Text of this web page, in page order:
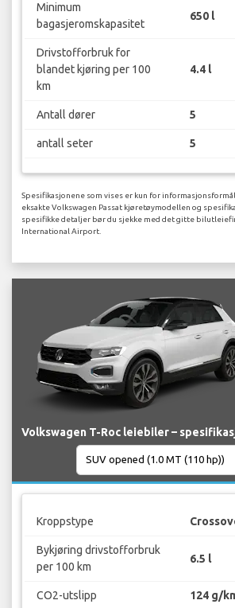
Minimum
bagasjeromskapasitet
650 l
Drivstofforbruk for
blandet kjøring per 100
km
4.4 l
Antall dører 5
antall seter 5
Spesifikasjonene som vises er kun for
eksakte Volkswagen Passat kjøretøymodellen og
spesifikke detaljer bør du sjekke med det gitte
International Airport.
Volkswagen T-Roc leiebiler –
Kroppstype
Bykjøring drivstofforbruk
per 100 km
6.5 l
CO2-utslipp 124 g/